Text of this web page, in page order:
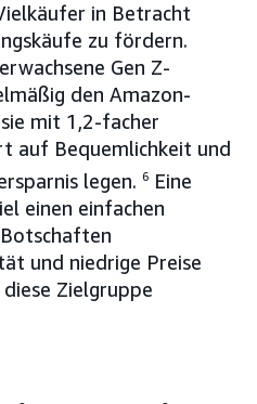
in Betracht
zu fördern.
Gen Z-
den Amazon-
mit 1,2-facher
auf Bequemlichkeit und
legen. 6 Eine
einen einfachen
und niedrige Preise
Zielgruppe